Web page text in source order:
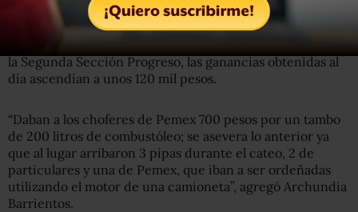
El combustóleo era después vendido por el grupo en 7
pesos el litro, por lo que se calcula que en esa bodega, en
la Segunda Sección Progreso, las ganancias obtenidas al
día ascendían a unos 120 mil pesos.
“Daban a los choferes de Pemex 700 pesos por un tambo
de 200 litros de combustóleo; se asevera lo anterior ya
que al lugar arribaron 3 pipas durante el cateo, 2 de
particulares y una de Pemex, que iban a ser ordeñadas
utilizando el motor de una camioneta”, agregó Archundia
Barrientos.